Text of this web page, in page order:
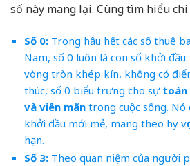
số này mang lại. Cùng tìm hiểu
Số 0:Trong hầu hết các số thuê
Nam, số 0 luôn là con số khởi
vòng tròn khép kín, không có
thúc, số 0 biểu trưng cho sự toàn
và viên mãntrong cuộc sống. Nó
khởi đầu mới mẻ, mang theo hy
hạn.
Số 3:Theo quan niệm của người